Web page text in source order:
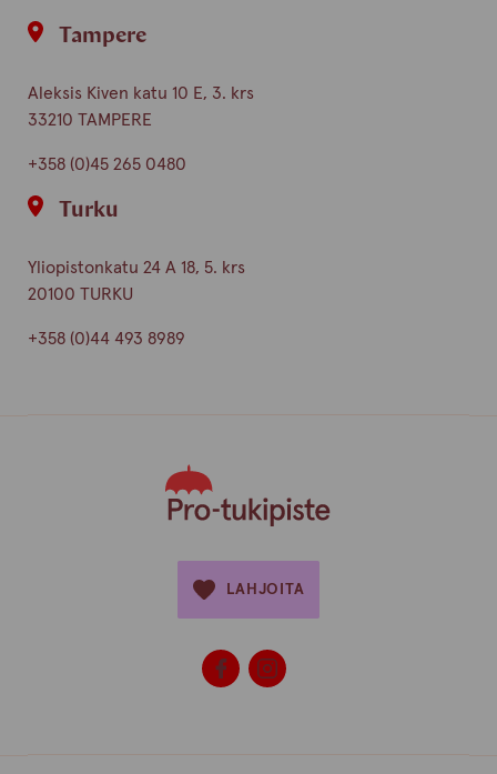
Tampere
Aleksis Kiven katu 10 E, 3. krs
33210 TAMPERE
+358 (0)45 265 0480
Turku
Yliopistonkatu 24 A 18, 5. krs
20100 TURKU
+358 (0)44 493 8989
LAHJOITA